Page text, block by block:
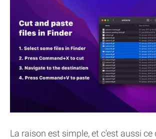
La raison est simple, et c'est aussi ce